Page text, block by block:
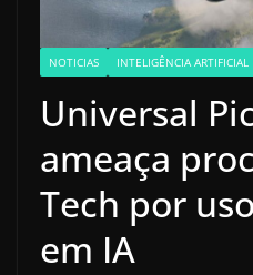
NOTICIAS INTELIGÊNCIA ARTIFICIAL
Universal
ameaça
Tech por
em IA